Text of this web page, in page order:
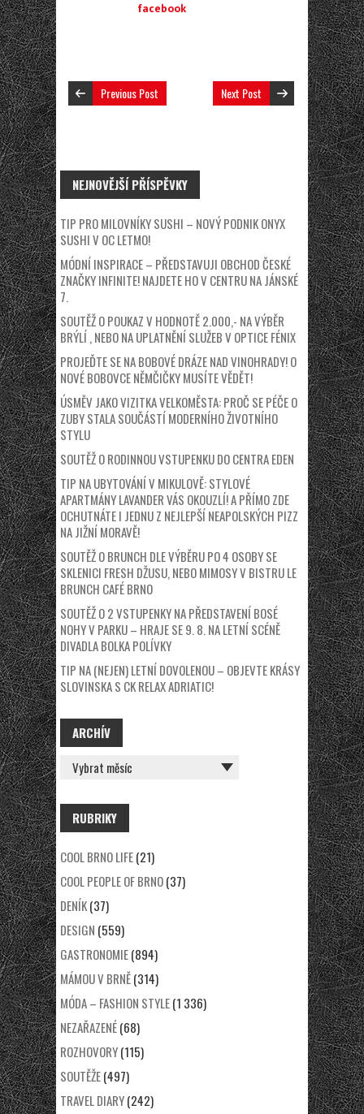
facebook
Previous Post Next Post
NEJNOVĚJŠÍ PŘÍSPĚVKY
TIP PRO MILOVNÍKY SUSHI – NOVÝ PODNIK ONYX
SUSHI V OC LETMO!
MÓDNÍ INSPIRACE – PŘEDSTAVUJI OBCHOD ČESKÉ
ZNAČKY INFINITE! NAJDETE HO V CENTRU NA JÁNSKÉ
7.
SOUTĚŽ O POUKAZ V HODNOTĚ 2.000,- NA VÝBĚR
BRÝLÍ , NEBO NA UPLATNĚNÍ SLUŽEB V OPTICE FÉNIX
PROJEĎTE SE NA BOBOVÉ DRÁZE NAD VINOHRADY! O
NOVÉ BOBOVCE NĚMČIČKY MUSÍTE VĚDĚT!
ÚSMĚV JAKO VIZITKA VELKOMĚSTA: PROČ SE PÉČE O
ZUBY STALA SOUČÁSTÍ MODERNÍHO ŽIVOTNÍHO
STYLU
SOUTĚŽ O RODINNOU VSTUPENKU DO CENTRA EDEN
TIP NA UBYTOVÁNÍ V MIKULOVĚ: STYLOVÉ
APARTMÁNY LAVANDER VÁS OKOUZLÍ! A PŘÍMO ZDE
OCHUTNÁTE I JEDNU Z NEJLEPŠÍ NEAPOLSKÝCH PIZZ
NA JIŽNÍ MORAVĚ!
SOUTĚŽ O BRUNCH DLE VÝBĚRU PO 4 OSOBY SE
SKLENICI FRESH DŽUSU, NEBO MIMOSY V BISTRU LE
BRUNCH CAFÉ BRNO
SOUTĚŽ O 2 VSTUPENKY NA PŘEDSTAVENÍ BOSÉ
NOHY V PARKU – HRAJE SE 9. 8. NA LETNÍ SCÉNĚ
DIVADLA BOLKA POLÍVKY
TIP NA (NEJEN) LETNÍ DOVOLENOU – OBJEVTE KRÁSY
SLOVINSKA S CK RELAX ADRIATIC!
ARCHÍV
ARCHÍV
RUBRIKY
COOL BRNO LIFE(21)
COOL PEOPLE OF BRNO(37)
DENÍK(37)
DESIGN (559)
GASTRONOMIE(894)
MÁMOU V BRNĚ(314)
MÓDA – FASHION STYLE(1 336)
NEZAŘAZENÉ(68)
ROZHOVORY(115)
SOUTĚŽE(497)
TRAVEL DIARY(242)